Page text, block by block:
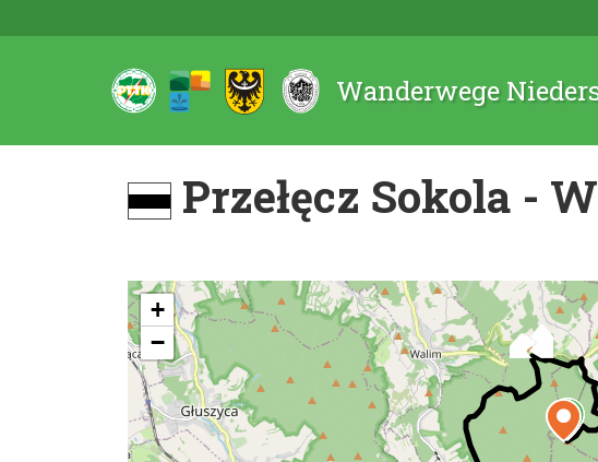
Wanderwege
Przełęcz Sokola -
+
−